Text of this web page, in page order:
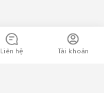
Liên hệ Tài khoản